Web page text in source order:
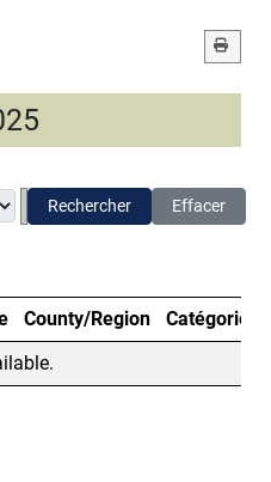
Rechercher Effacer
County/Region
Catégorie